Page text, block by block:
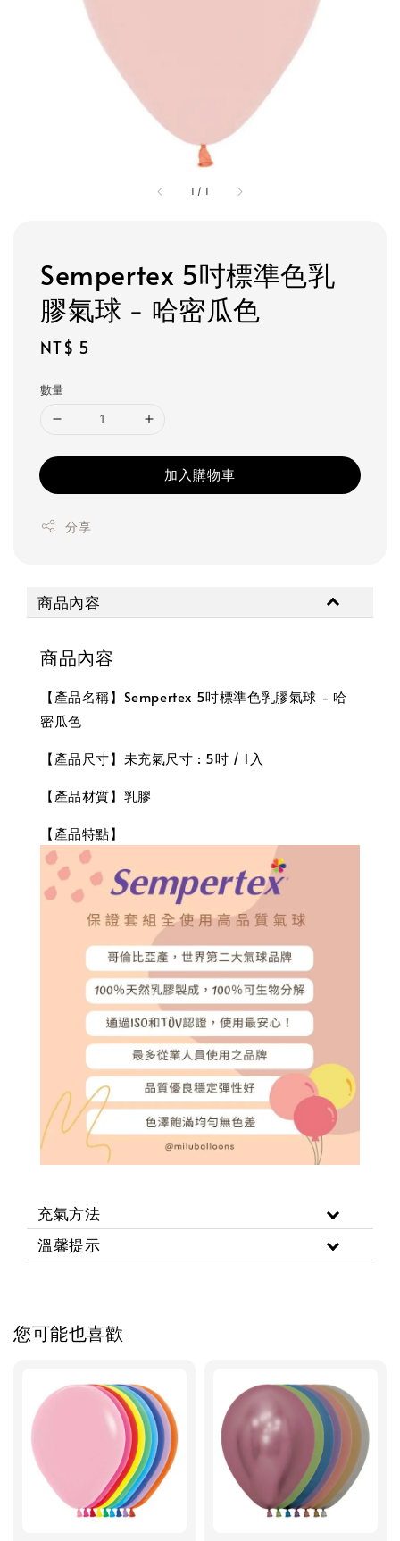
1 / 1
Sempertex 5吋標準色乳
膠氣球 - 哈密瓜色
Regular
NT$ 5
數量
加入購物車
分享
商品內容
商品內容
【產品名稱】Sempertex 5吋標準色乳膠氣球 - 哈
密瓜色
【產品尺寸】未充氣尺寸 : 5吋 / 1入
【產品材質】乳膠
【產品特點】
充氣方法
溫馨提示
您可能也喜歡